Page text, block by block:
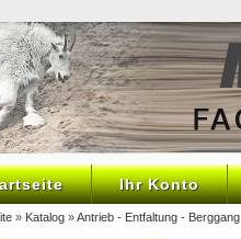
Ihr Konto
» Katalog »Antrieb - Entfaltung - Berggang